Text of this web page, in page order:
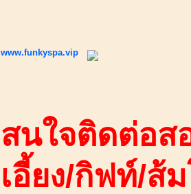
www.funkyspa.vip
สนใจติดต่อส
เอี้ยง/กิฟท์/ส้